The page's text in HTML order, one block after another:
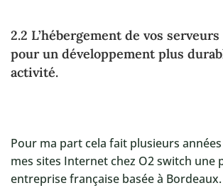
2.2 L’hébergement de vos
pour un développement plus
activité.
Pour ma part cela fait plusieurs années
mes sites Internet chez O2 switch une
entreprise française basée à Bordeaux.